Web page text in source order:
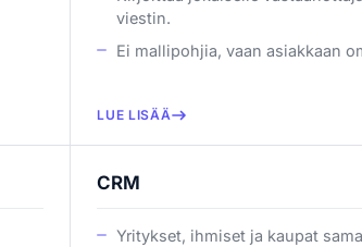
viestin.
Ei mallipohjia, vaan asiakkaan
LUE LISÄÄ
CRM
Yritykset, ihmiset ja kaupat